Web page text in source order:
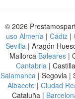
© 2026
uso Almería| Cádiz|
Sevilla | Aragón
Mallorca Baleares|
Cantabria |
Salamanca| Segovia |
Albacete | Ciudad
Cataluña |